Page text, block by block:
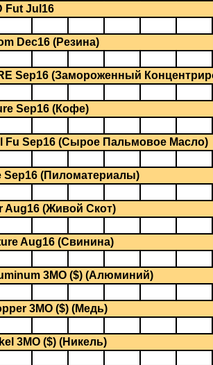
Fut Jul16
Dec16 (Резина)
Sep16 (Замороженный
Sep16 (Кофе)
Fu Sep16 (Сырое Пальмовое Масло)
Sep16 (Пиломатериалы)
Aug16 (Живой Скот)
Aug16 (Свинина)
3MO ($) (Алюминий)
3MO ($) (Медь)
3MO ($) (Никель)